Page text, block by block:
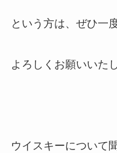
という方は、ぜひ一
よろしくお願いいた
ウイスキーについて